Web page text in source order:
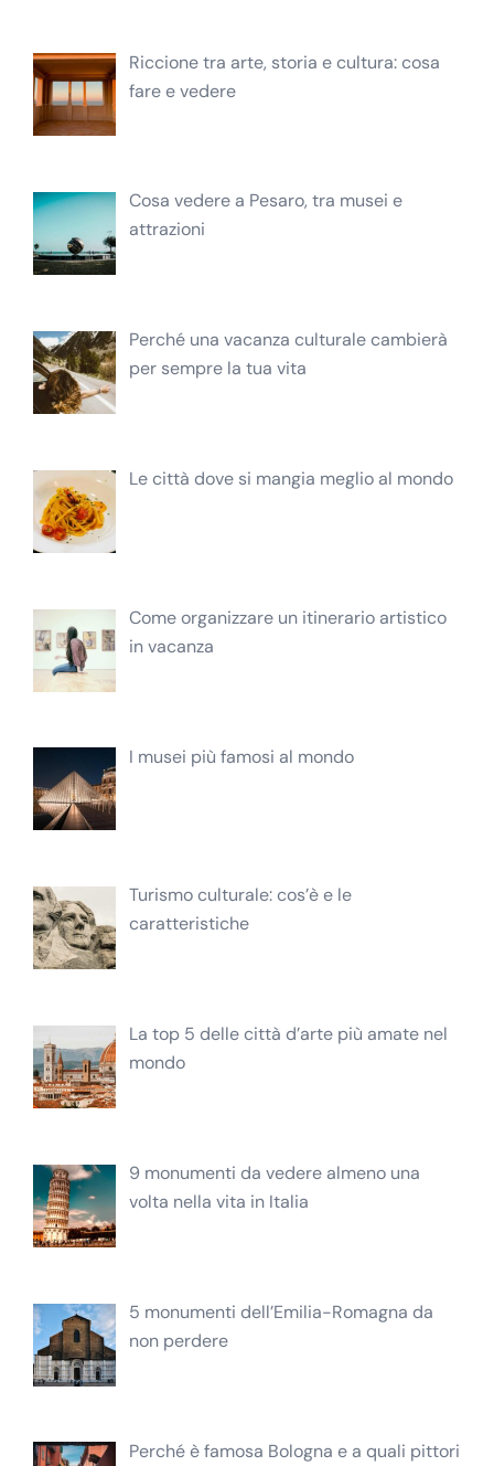
Riccione tra arte, storia e cultura: cosa
fare e vedere
Cosa vedere a Pesaro, tra musei e
attrazioni
Perché una vacanza culturale cambierà
per sempre la tua vita
Le città dove si mangia meglio al mondo
Come organizzare un itinerario artistico
in vacanza
I musei più famosi al mondo
Turismo culturale: cos’è e le
caratteristiche
La top 5 delle città d’arte più amate nel
mondo
9 monumenti da vedere almeno una
volta nella vita in Italia
5 monumenti dell’Emilia-Romagna da
non perdere
Perché è famosa Bologna e a quali pittori